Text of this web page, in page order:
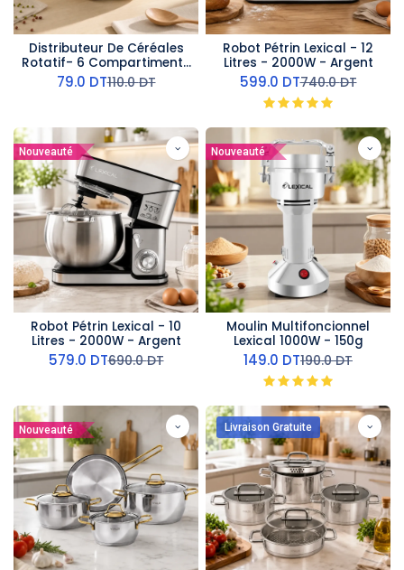
Distributeur De Céréales
Rotatif- 6 Compartiments
- 7 L- Blanc
79.0 DT110.0DT
Robot Pétrin Lexical - 12
Litres - 2000W - Argent
599.0 DT740.0DT
Nouveauté
Robot Pétrin Lexical - 10
Litres - 2000W - Argent
579.0 DT690.0DT
Nouveauté
Moulin Multifoncionnel
Lexical 1000W - 150g
149.0 DT190.0DT
Nouveauté Livraison Gratuite